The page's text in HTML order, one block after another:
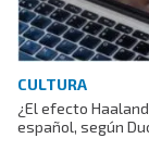
CULTURA
¿El efecto
español, según